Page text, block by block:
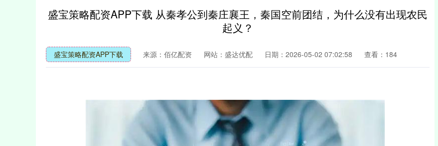
盛宝策略配资APP下载 从秦孝公到秦庄襄王，秦国空前团结，为什么没有出现农民
起义？
盛宝策略配资APP下载 来源：佰亿配资 网站：盛达优配 日期：2026-05-02 07:02:58 查看：184